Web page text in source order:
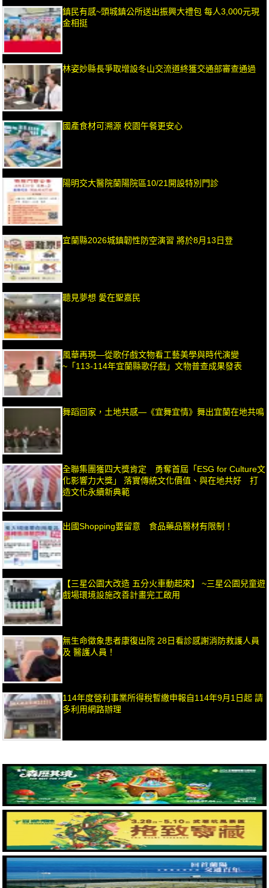
鎮民有感~頭城鎮公所送出振興大禮包 每人3,000元現
金相挺
林姿妙縣長爭取增設冬山交流道終獲交通部審查通過
國產食材可溯源 校園午餐更安心
陽明交大醫院蘭陽院區10/21開設特別門診
宜蘭縣2026城鎮韌性防空演習 將於8月13日登
聽見夢想 愛在聖嘉民
風華再現—從歌仔戲文物看工藝美學與時代演變
~「113-114年宜蘭縣歌仔戲」文物普查成果發表
舞蹈回家，土地共感—《宜舞宜情》舞出宜蘭在地共鳴
全聯集團獲四大獎肯定 勇奪首屆「ESG for Culture文
化影響力大獎」 落實傳統文化價值、與在地共好 打
造文化永續新典範
出國Shopping要留意 食品藥品醫材有限制！
【三星公園大改造 五分火車動起來】 ~三星公園兒童遊
戲場環境設施改善計畫完工啟用
無生命徵象患者康復出院 28日看診感謝消防救護人員
及 醫護人員！
114年度營利事業所得稅暫繳申報自114年9月1日起 請
多利用網路辦理